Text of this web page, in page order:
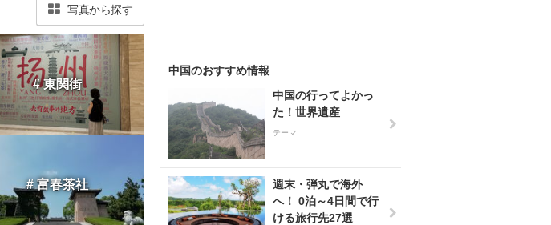
写真から探す
# 東関街
# 富春茶社
中国のおすすめ情報
中国の行ってよかっ
た！世界遺産
テーマ
週末・弾丸で海外
へ！ 0泊～4日間で行
ける旅行先27選